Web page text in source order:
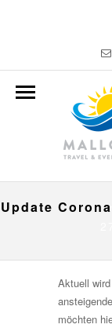
Update
Aktuell
möchten